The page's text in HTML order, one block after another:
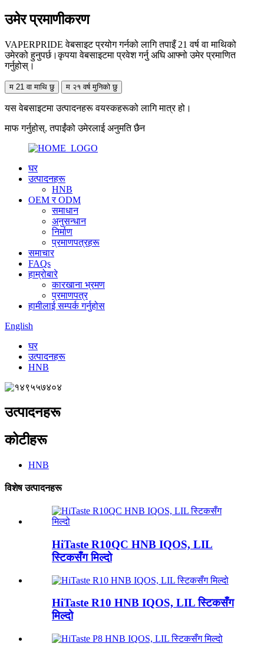
उमेर प्रमाणीकरण
VAPERPRIDE वेबसाइट प्रयोग गर्नको लागि तपाइँ 21 वर्ष वा माथिको
उमेरको हुनुपर्छ।कृपया वेबसाइटमा प्रवेश गर्नु अघि आफ्नो उमेर प्रमाणित
गर्नुहोस्।
म 21 वा माथि छु म २१ वर्ष मुनिको छु
यस वेबसाइटमा उत्पादनहरू वयस्कहरूको लागि मात्र हो।
माफ गर्नुहोस्, तपाईंको उमेरलाई अनुमति छैन
घर
उत्पादनहरू
HNB
OEM र ODM
समाधान
अनुसन्धान
निर्माण
प्रमाणपत्रहरू
समाचार
FAQs
हाम्रोबारे
कारखाना भ्रमण
प्रमाणपत्र
हामीलाई सम्पर्क गर्नुहोस
English
घर
उत्पादनहरू
HNB
उत्पादनहरू
कोटीहरू
HNB
विशेष उत्पादनहरू
HiTaste R10QC HNB IQOS, LIL
स्टिकसँग मिल्दो
HiTaste R10 HNB IQOS, LIL स्टिकसँग
मिल्दो